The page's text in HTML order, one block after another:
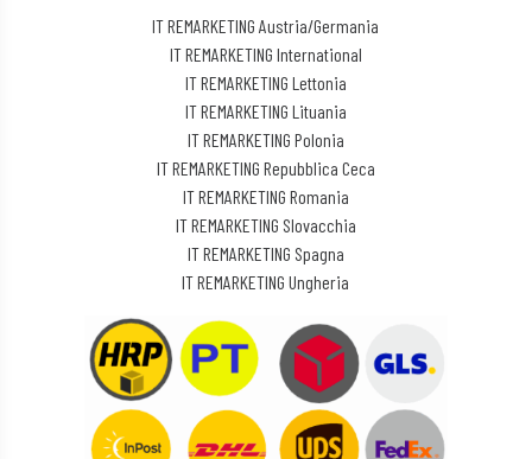
IT REMARKETING Austria/Germania
IT REMARKETING International
IT REMARKETING Lettonia
IT REMARKETING Lituania
IT REMARKETING Polonia
IT REMARKETING Repubblica Ceca
IT REMARKETING Romania
IT REMARKETING Slovacchia
IT REMARKETING Spagna
IT REMARKETING Ungheria